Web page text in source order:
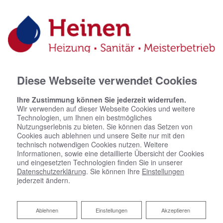
info@sascha-heinen.de
Diese Webseite verwendet Cookies
Ihre Zustimmung können Sie jederzeit widerrufen.
Wir verwenden auf dieser Webseite Cookies und weitere
Technologien, um Ihnen ein bestmögliches
Nutzungserlebnis zu bieten. Sie können das Setzen von
Cookies auch ablehnen und unsere Seite nur mit den
technisch notwendigen Cookies nutzen. Weitere
Informationen, sowie eine detaillierte Übersicht der Cookies
und eingesetzten Technologien finden Sie in unserer
Datenschutzerklärung. Sie können Ihre Einstellungen
jederzeit ändern.
Akzeptieren
Einstellungen
Ablehnen
Ablehnen